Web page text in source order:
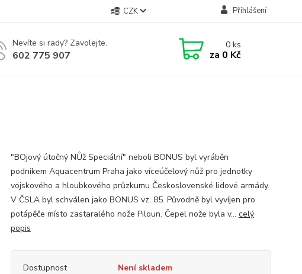
CZK Přihlášení
Nevíte si rady? Zavolejte.
602 775 907
0ks
za 0 Kč
"BOjový útočný NŮž Speciální" neboli BONUS byl vyráběn
podnikem Aquacentrum Praha jako víceúčelový nůž pro jednotky
vojskového a hloubkového průzkumu Československé lidové armády.
V ČSLA byl schválen jako BONUS vz. 85. Původně byl vyvíjen pro
potápěče místo zastaralého nože Piloun. Čepel nože byla v... celý
popis
Dostupnost Není skladem